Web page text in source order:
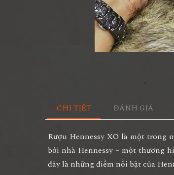
CHI TIẾT ĐÁNH GIÁ
Rượu Hennessy XO là một trong
bởi nhà Hennessy – một thương
đây là những điểm nổi bật của